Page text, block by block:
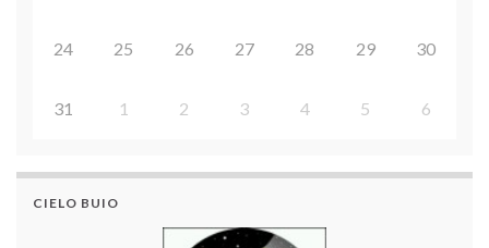
24 25 26 27 28 29 30
31 1 2 3 4 5 6
CIELO BUIO